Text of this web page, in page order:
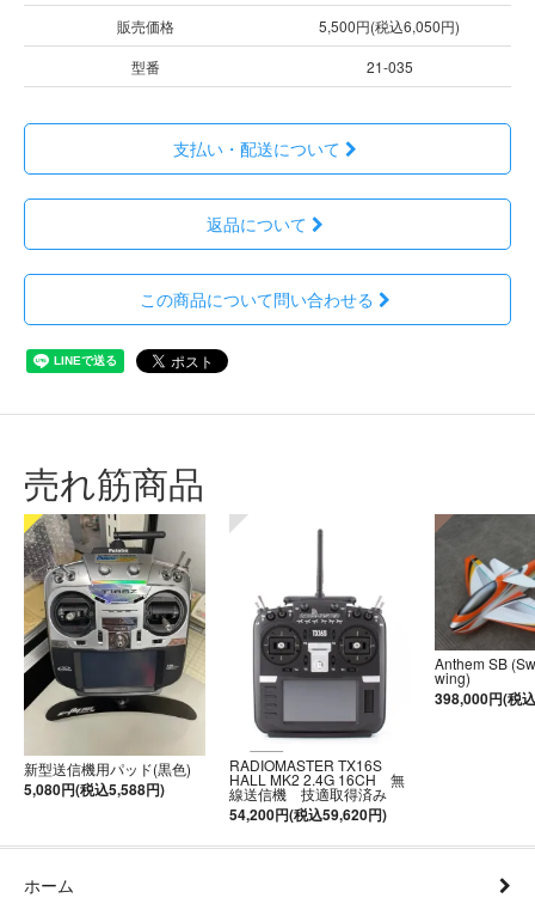
販売価格
5,500円(税込6,050円)
型番
21-035
支払い・配送について
返品について
この商品について問い合わせる
売れ筋商品
新型送信機用パッド(黒色)
5,080円(税込5,588円)
RADIOMASTER TX16S
HALL MK2 2.4G 16CH 無
線送信機 技適取得済み
54,200円(税込59,620円)
Anthem SB
wing)
398,000円(税
ホーム